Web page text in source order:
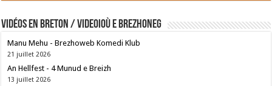
Vidéos en breton / Videoioù e brezhoneg
Manu Mehu - Brezhoweb Komedi Klub
21 juillet 2026
An Hellfest - 4 Munud e Breizh
13 juillet 2026